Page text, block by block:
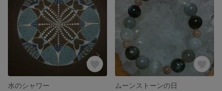
水のシャワー
ムーンストーンの日